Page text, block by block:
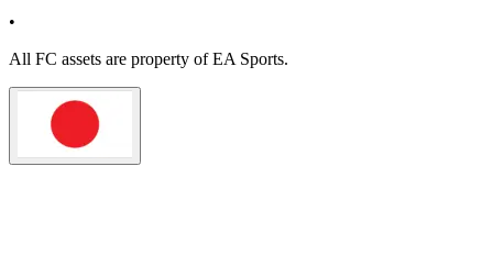
•
All FC assets are property of EA Sports.